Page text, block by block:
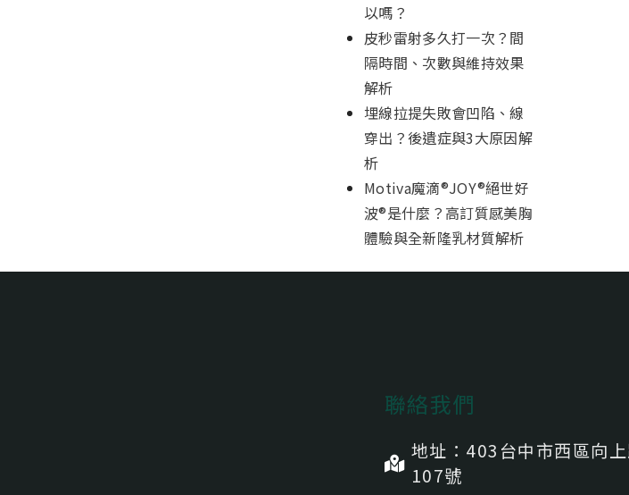
以嗎？
皮秒雷射多久打一次？間
隔時間、次數與維持效果
解析
埋線拉提失敗會凹陷、線
穿出？後遺症與3大原因解
析
Motiva魔滴®JOY®絕世好
波®是什麼？高訂質感美胸
體驗與全新隆乳材質解析
聯絡我們
地址：403台中市⻄區向
107號